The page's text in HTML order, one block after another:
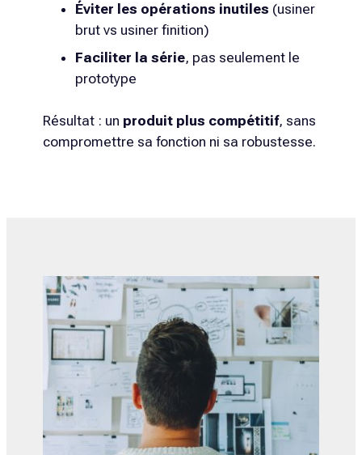
Éviter les opérations inutiles (usiner
brut vs usiner finition)
Faciliter la série, pas seulement le
prototype
Résultat : un produit plus compétitif, sans
compromettre sa fonction ni sa robustesse.